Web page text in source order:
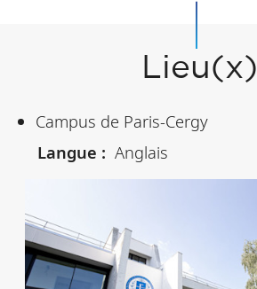
Lieu(x)
Campus de Paris-Cergy
Langue : Anglais